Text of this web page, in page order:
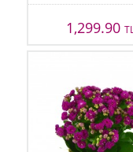
1,299.90TL